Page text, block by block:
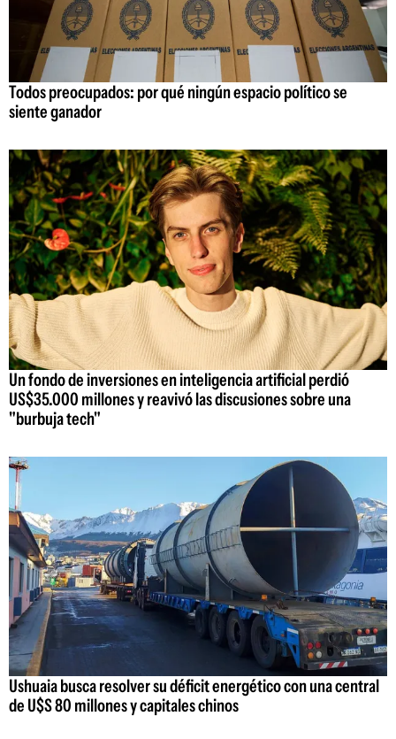
Todos preocupados: por qué ningún espacio político se
siente ganador
Un fondo de inversiones en inteligencia artificial perdió
US$35.000 millones y reavivó las discusiones sobre una
"burbuja tech"
Ushuaia busca resolver su déficit energético con una central
de U$S 80 millones y capitales chinos